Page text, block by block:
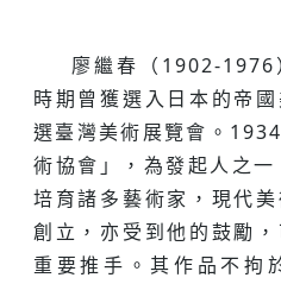
廖繼春（1902-1976
時期曾獲選入日本的帝
選臺灣美術展覽會。
術協會」，為發起人之
培育諸多藝術家，現代
創立，亦受到他的鼓勵
重要推手。其作品不拘